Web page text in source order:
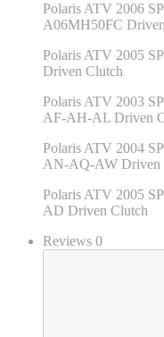
Polaris ATV 2006
A06MH50FC
Polaris ATV 2005
Driven Clutch
Polaris ATV 2003
AF-AH-AL Driven
Polaris ATV 2004
AN-AQ-AW Driven
Polaris ATV 2005
AD Driven Clutch
Reviews 0